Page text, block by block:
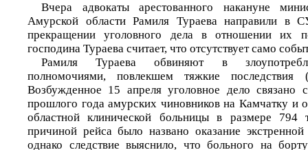
Вчера адвокаты арестованного накануне
Амурской области Рамиля Тураева направили в
прекращении уголовного дела в отношении их
господина Тураева считает, что отсутствует само
Рамиля Тураева обвиняют в
полномочиями, повлекшем тяжкие
Возбужденное 15 апреля уголовное дело связано
прошлого года амурских чиновников на Камчатку и
областной клинической больницы в размере
причиной рейса было названо оказание
однако следствие выяснило, что больного на